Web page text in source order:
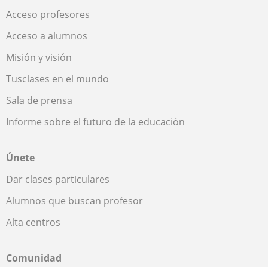
Acceso profesores
Acceso a alumnos
Misión y visión
Tusclases en el mundo
Sala de prensa
Informe sobre el futuro de la educación
Únete
Dar clases particulares
Alumnos que buscan profesor
Alta centros
Comunidad